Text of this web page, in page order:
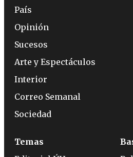
País
Opinión
Sucesos
Arte y Espectáculos
Interior
Correo Semanal
Sociedad
Temas